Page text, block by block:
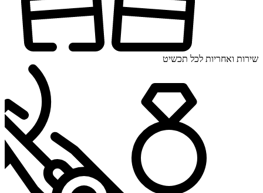
שירות ואחריות לכל תכשיט